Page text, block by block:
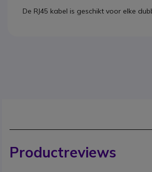
De RJ45 kabel is geschikt voor elke
Productreviews